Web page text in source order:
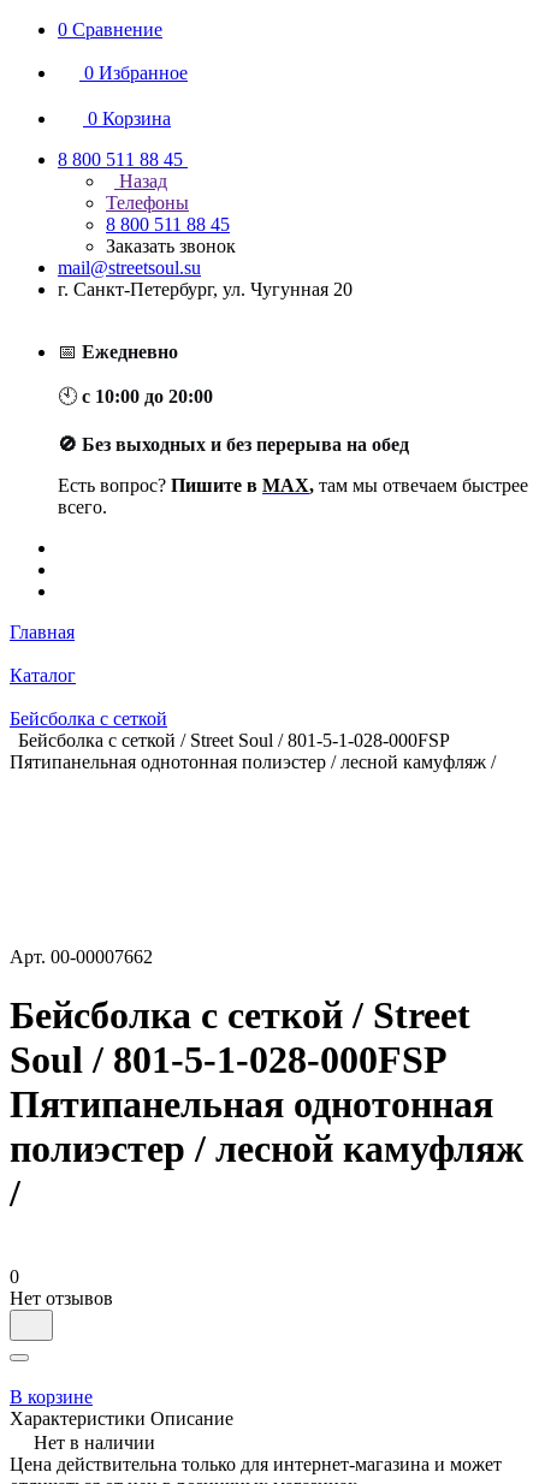
0 Сравнение
0 Избранное
0 Корзина
8 800 511 88 45
Назад
Телефоны
8 800 511 88 45
Заказать звонок
mail@streetsoul.su
г. Санкт-Петербург, ул. Чугунная 20
📅 Ежедневно
🕙 с 10:00 до 20:00
🚫 Без выходных и без перерыва на обед
Есть вопрос? Пишите в MAX, там мы отвечаем быстрее
всего.
Главная
Каталог
Бейсболка с сеткой
Бейсболка с сеткой / Street Soul / 801-5-1-028-000FSP
Пятипанельная однотонная полиэстер / лесной камуфляж /
Арт. 00-00007662
Бейсболка с сеткой / Street
Soul / 801-5-1-028-000FSP
Пятипанельная однотонная
полиэстер / лесной камуфляж
/
0
Нет отзывов
В корзине
Характеристики Описание
Нет в наличии
Цена действительна только для интернет-магазина и может